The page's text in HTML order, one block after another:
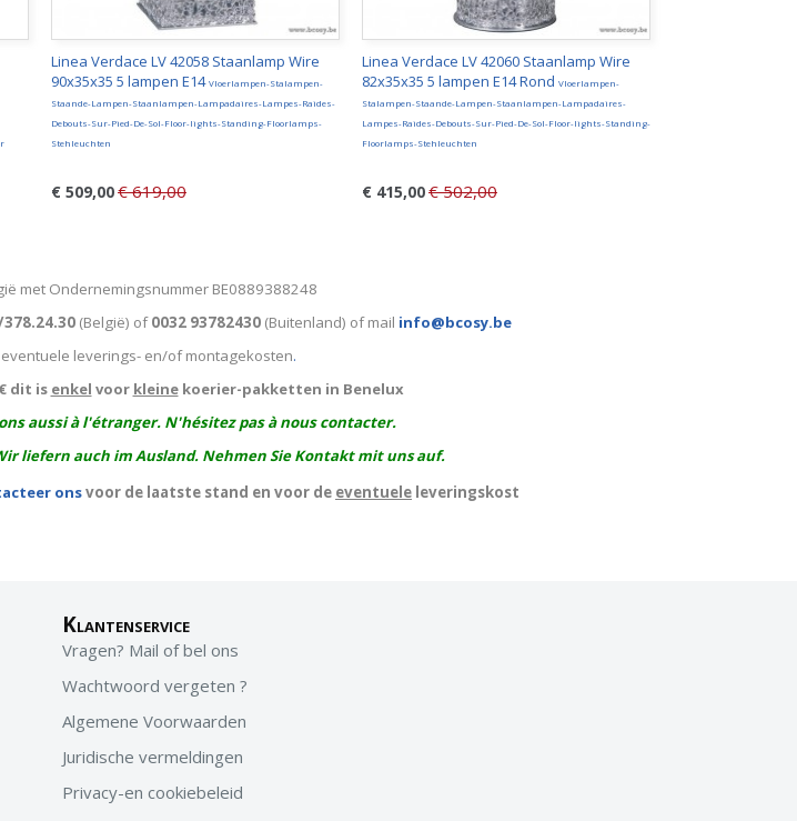
Linea Verdace LV 42058 Staanlamp Wire
90x35x35 5 lampen E14Vloerlampen-Stalampen-
Staande-Lampen-Staanlampen-Lampadaires-Lampes-Raides-
Debouts-Sur-Pied-De-Sol-Floor-lights-Standing-Floorlamps-
Stehleuchten
€ 509,00€ 619,00
Linea Verdace LV 42060 Staanlamp Wire
82x35x35 5 lampen E14 Rond Vloerlampen-
Stalampen-Staande-Lampen-Staanlampen-Lampadaires-
Lampes-Raides-Debouts-Sur-Pied-De-Sol-Floor-lights-Standing-
Floorlamps-Stehleuchten
€ 415,00€ 502,00
met Ondernemingsnummer BE0889388248
378.24.30(België) of0032 93782430(Buitenland) of mail info@bcosy.be
eventuele leverings- en/of montagekosten.
dit is enkel voor kleinekoerier-pakketten in Benelux
aussi à l'étranger. N'hésitez pas à nous contacter.
liefern auch im Ausland. Nehmen Sie Kontakt mit uns auf.
onsvoor de laatste stand en voor de eventuele leveringskost
Klantenservice
Vragen? Mail of bel ons
Wachtwoord vergeten ?
Algemene Voorwaarden
Juridische vermeldingen
Privacy-en cookiebeleid